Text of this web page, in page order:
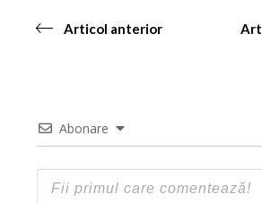
Articol anterior
Abonare